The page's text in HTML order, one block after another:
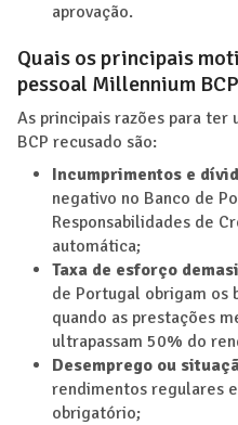
aprovação.
Quais os principais
pessoal Millennium
As principais razões para
BCP recusado são:
Incumprimentos e
negativo no Banco de
Responsabilidades de
automática;
Taxa de esforço
de Portugal obrigam os
quando as prestações
ultrapassam 50% do
Desemprego ou
rendimentos regulares
obrigatório;